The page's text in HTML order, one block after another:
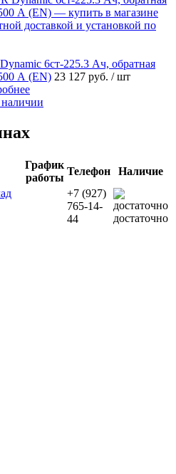
6ст-225.3 Ач, обратная
А (EN) 23 127 руб. / шт
График
работы
Телефон
Наличие
+7 (927)
765-14-
44
достаточно